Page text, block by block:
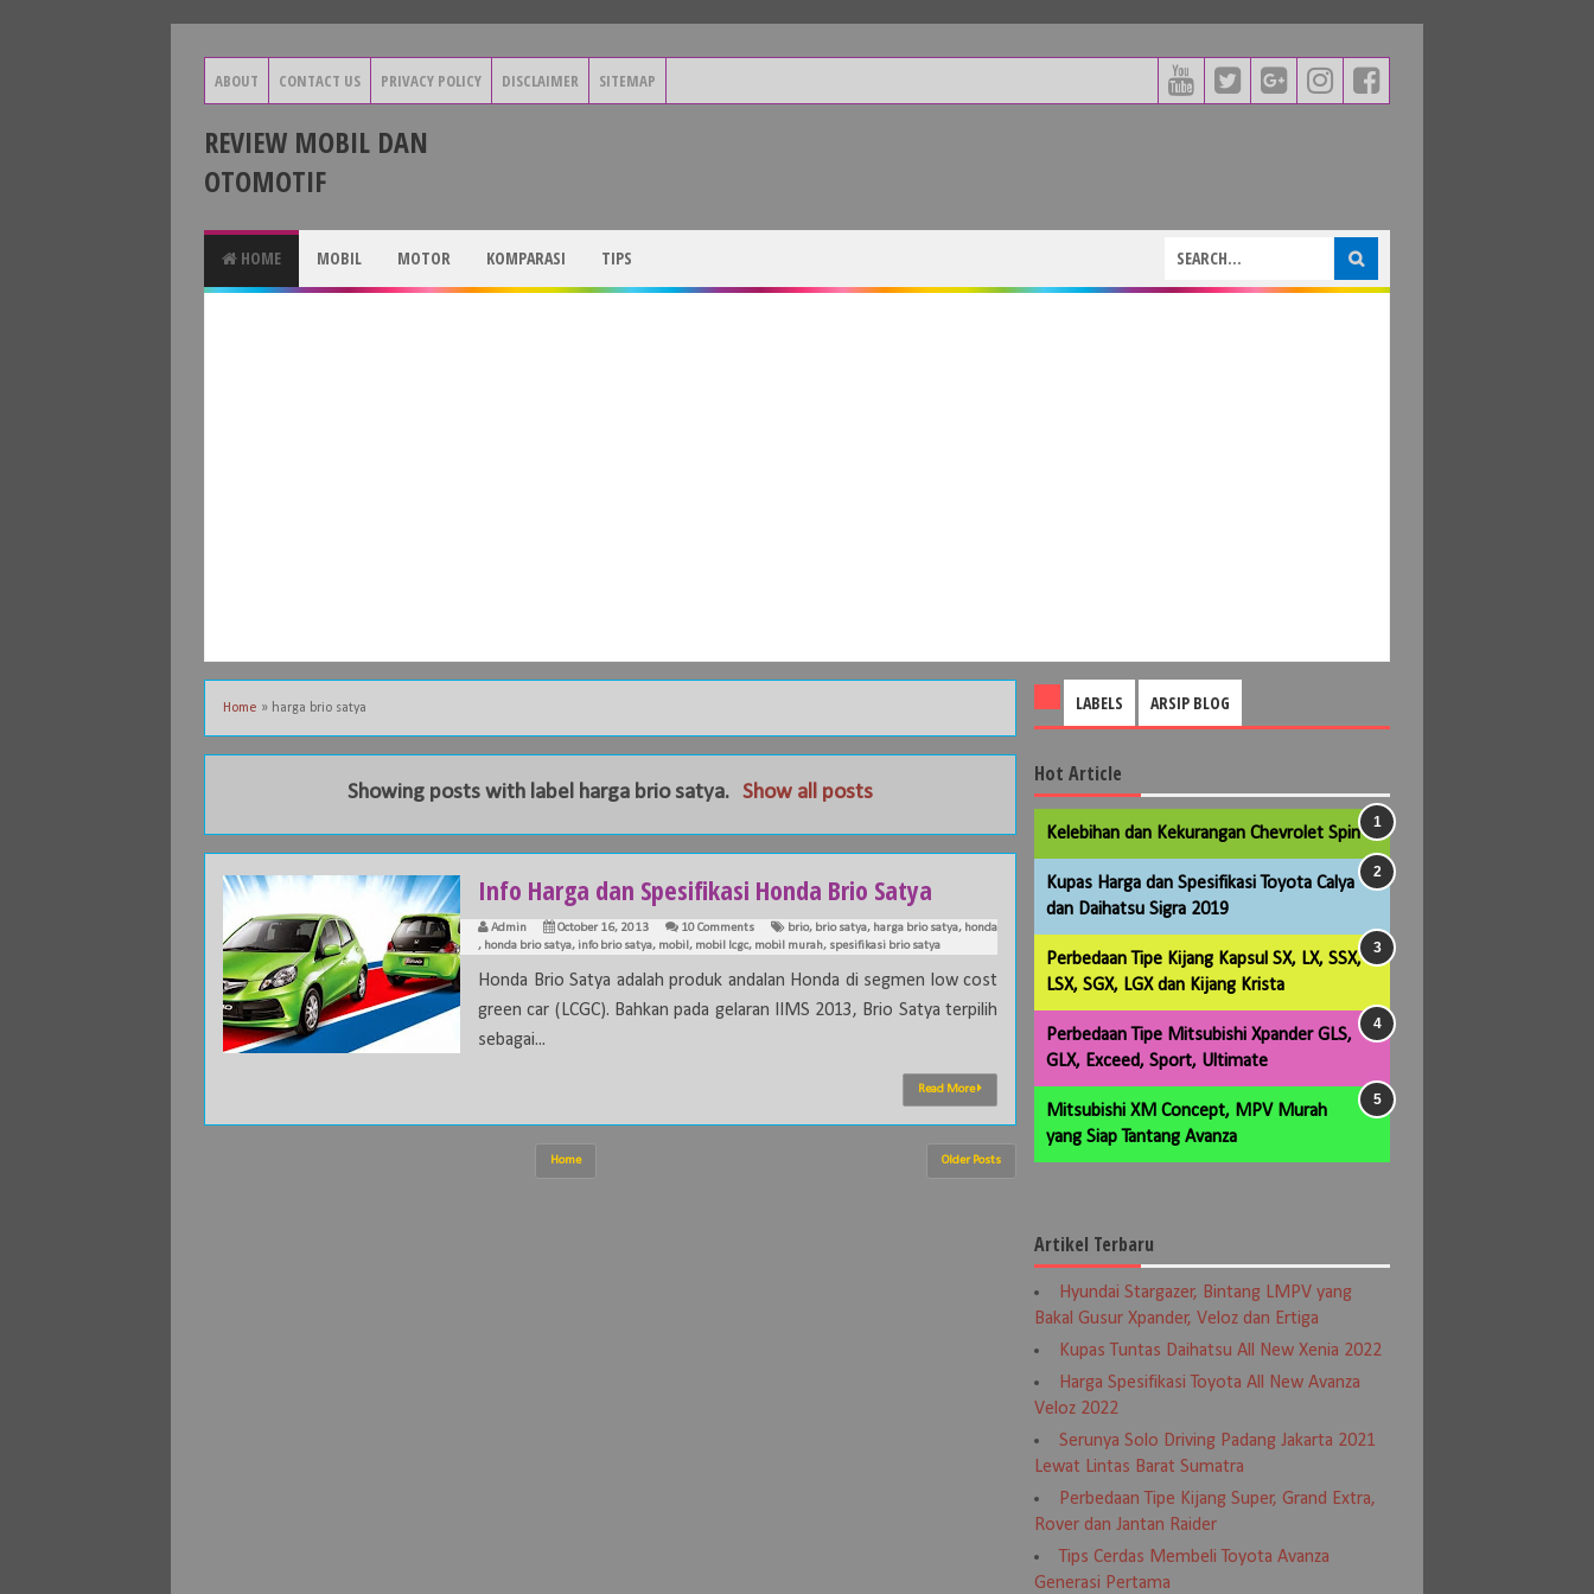
ABOUT CONTACT US PRIVACY POLICY DISCLAIMER SITEMAP
REVIEW MOBIL DAN
OTOMOTIF
HOME MOBIL MOTOR KOMPARASI TIPS
Home » harga brio satya
Showing posts with label harga brio satya. Show all posts
Info Harga dan Spesifikasi Honda Brio Satya
Admin October 16, 2013 10 Comments brio, brio satya, harga brio satya, honda
, honda brio satya, info brio satya, mobil , mobil lcgc, mobil murah, spesifikasi brio satya
Honda Brio Satya adalah produk andalan Honda di segmen low cost
green car (LCGC). Bahkan pada gelaran IIMS 2013, Brio Satya terpilih
sebagai...
Read More
Older Posts
Home
LABELS ARSIP BLOG
Hot Article
Kelebihan dan Kekurangan Chevrolet Spin
Kupas Harga dan Spesifikasi Toyota Calya
dan Daihatsu Sigra 2019
Perbedaan Tipe Kijang Kapsul SX, LX, SSX,
LSX, SGX, LGX dan Kijang Krista
Perbedaan Tipe Mitsubishi Xpander GLS,
GLX, Exceed, Sport, Ultimate
Mitsubishi XM Concept, MPV Murah
yang Siap Tantang Avanza
Artikel Terbaru
Hyundai Stargazer, Bintang LMPV yang
Bakal Gusur Xpander, Veloz dan Ertiga
Kupas Tuntas Daihatsu All New Xenia 2022
Harga Spesifikasi Toyota All New Avanza
Veloz 2022
Serunya Solo Driving Padang Jakarta 2021
Lewat Lintas Barat Sumatra
Perbedaan Tipe Kijang Super, Grand Extra,
Rover dan Jantan Raider
Tips Cerdas Membeli Toyota Avanza
Generasi Pertama